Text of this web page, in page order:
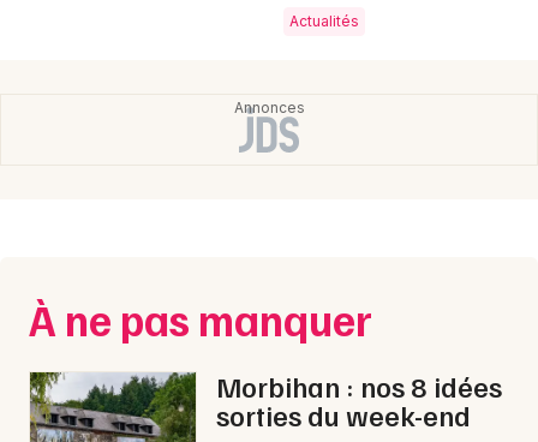
Magazine dans le Morbihan
Actualités
À ne pas manquer
Morbihan : nos 8 idées
sorties du week-end